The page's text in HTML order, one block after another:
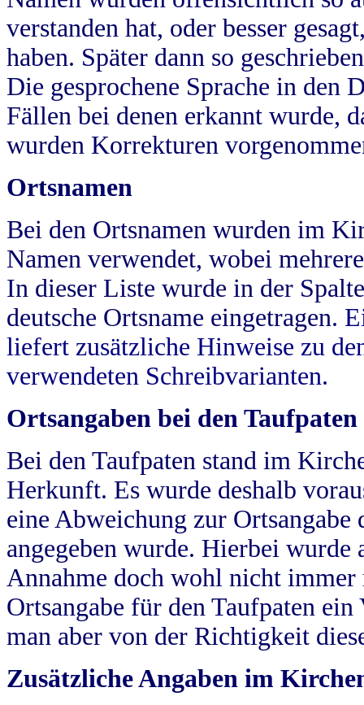
verstanden hat, oder besser
haben. Später dann so
Die gesprochene Sprache in
Fällen bei denen erkannt wurde,
wurden Korrekturen
Ortsnamen
Bei den Ortsnamen wurden im
Namen verwendet, wobei
In dieser Liste wurde in der
deutsche Ortsname eingetragen.
liefert zusätzliche Hinweise zu
verwendeten Schreibvarianten.
Ortsangaben bei den Taufpaten
Bei den Taufpaten stand im
Herkunft. Es wurde deshalb
eine Abweichung zur
angegeben wurde. Hierbei wurde
Annahme doch wohl nicht
Ortsangabe für den Taufpaten
man aber von der Richtigkeit
Zusätzliche Angaben im